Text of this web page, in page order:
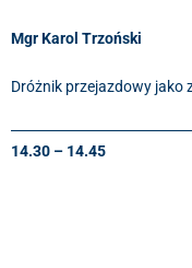
Mgr Karol Trzoński
Dróżnik przejazdowy jako
14.30 – 14.45